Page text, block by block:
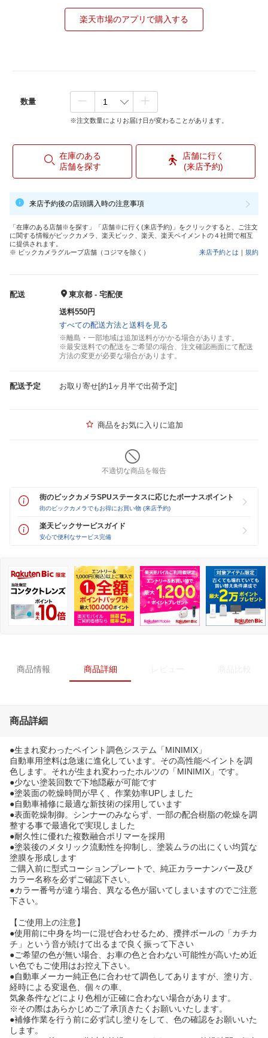
楽天市場のアプリで購入する
数量
※注文数量によりお届け日が変わることがあります。
在庫のある
店舗を探す
店舗に行く
(来店予約)
来店予約後の店頭購入時の注意事項
「在庫のある店舗※を探す」「店舗※に行く(来店予約)」をクリックすると、ご注文
に関する情報がビックカメラ、楽天ビック、楽天、楽天ペイメントの４社間で相互
に提供されます。
※ ビックカメラグループ店舗（コジマを除く）
来店予約とは ｜ 規約
配送
東京都 - 宅配便
送料550円
すべての配送方法と送料を見る
※離島・一部地域は追加送料がかかる場合があります。
※最安送料での配送をご希望の場合、注文確認画面にて配送
方法の変更が必要な場合があります。
配送予定 お取り寄せ[約1ヶ月半で出荷予定]
商品をお気に入りに追加
不適切な商品を報告
街のビックカメラSPUステータスに応じたボーナスポイント
街のビックカメラでもお得にお買い物 (来店予約)
楽天ビックサービスガイド
安心で便利なサービス完備
商品情報 商品詳細
商品詳細
●生まれ変わったペイント調色システム「MINIMIX」
自動車用塗料は急速に進化しています。その高性能ペイントを調
色します。それが生まれ変わったホルツの「MINIMIX」です。
●少ない塗装回数で下地隠蔽が可能です
●塗装面の乾燥時間が早く、作業効率UPしました
●自動車補修に最適な新技術の採用しています
●表面乾燥制御。シンナーのみならず、一部の配合樹脂の乾燥を調
整する事で最適化で実現しました
●耐久性に優れた複数融合ポリマーを採用
●塗装後のメタリック流動性を抑制し、塗装ムラの出にくい均質な
塗膜を形成します
ご購入前に型式コーションプレートで、純正カラーナンバー及び
カラー名称を必ずご確認下さい。
●カラー番号が違う場合、異なる色が届いてしまいますのでご注意
下さい。
【ご使用上の注意】
●使用前に中身を均一に混ぜ合わせるため、攪拌ボールの「カチカ
チ」という音が続けて出るまで良く振って下さい
●ご希望の色が無い場合、お車の色と合わない可能性が高いため近
い色でもご使用はお控え下さい。
●自動車メーカー純正色に合わせて調色してありますが、塗り方、
経時による変退色、個々の車、
気象条件などにより色相が正確に合わない場合があります。
※その際はあらかじめご了承頂きたくお願いいたします。
●補修作業を行う前に必ず試し塗りをして、色の確認をお願いいた
します。